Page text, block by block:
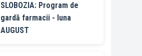
SLOBOZIA: Program de
gardă farmacii - luna
AUGUST